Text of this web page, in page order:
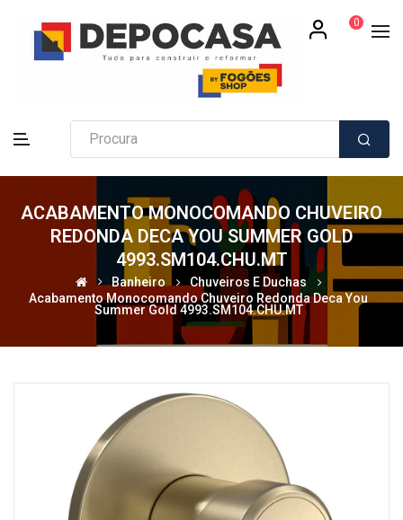
0
ACABAMENTO MONOCOMANDO CHUVEIRO
REDONDA DECA YOU SUMMER GOLD
4993.SM104.CHU.MT
Banheiro
Chuveiros E Duchas
Acabamento Monocomando Chuveiro Redonda Deca You
Summer Gold 4993.SM104.CHU.MT